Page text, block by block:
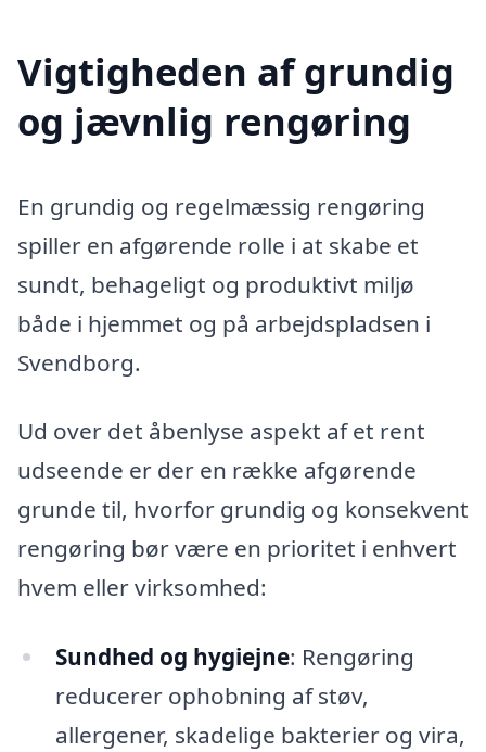
Vigtigheden af grundig
og jævnlig rengøring
En grundig og regelmæssig rengøring
spiller en afgørende rolle i at skabe et
sundt, behageligt og produktivt miljø
både i hjemmet og på arbejdspladsen i
Svendborg.
Ud over det åbenlyse aspekt af et rent
udseende er der en række afgørende
grunde til, hvorfor grundig og konsekvent
rengøring bør være en prioritet i enhvert
hvem eller virksomhed:
Sundhed og hygiejne: Rengøring
reducerer ophobning af støv,
allergener, skadelige bakterier og vira,